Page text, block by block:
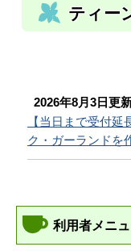
利用者メニ
ティー
2026年8月3日更
【当日まで受付
ク・ガーランドを